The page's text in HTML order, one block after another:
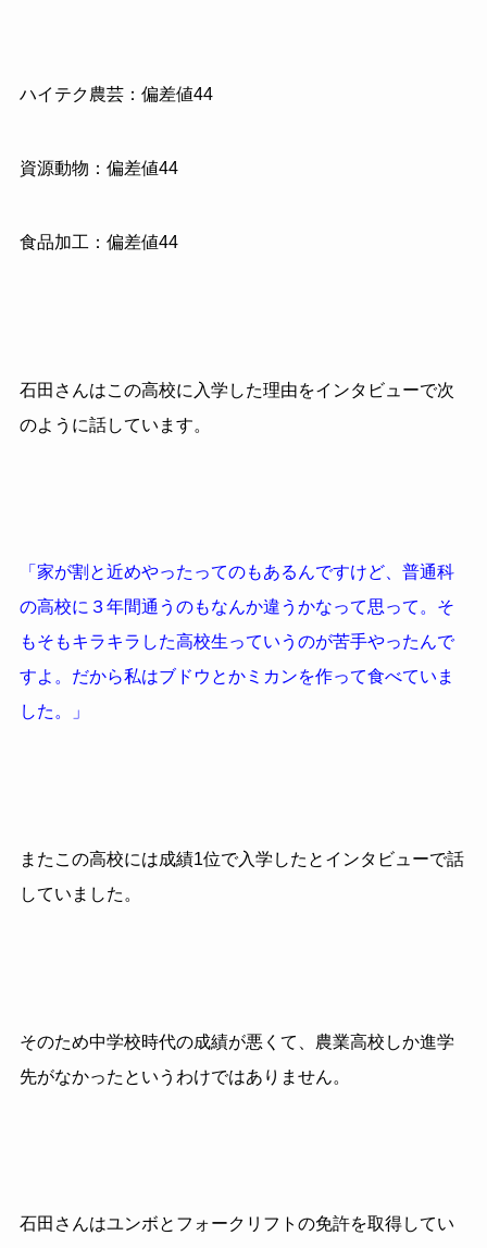
ハイテク農芸：偏差値44
資源動物：偏差値44
食品加工：偏差値44
石田さんはこの高校に入学した理由をインタビューで次
のように話しています。
「家が割と近めやったってのもあるんですけど、普通科
の高校に３年間通うのもなんか違うかなって思って。そ
もそもキラキラした高校生っていうのが苦手やったんで
すよ。だから私はブドウとかミカンを作って食べていま
した。」
またこの高校には成績1位で入学したとインタビューで話
していました。
そのため中学校時代の成績が悪くて、農業高校しか進学
先がなかったというわけではありません。
石田さんはユンボとフォークリフトの免許を取得してい